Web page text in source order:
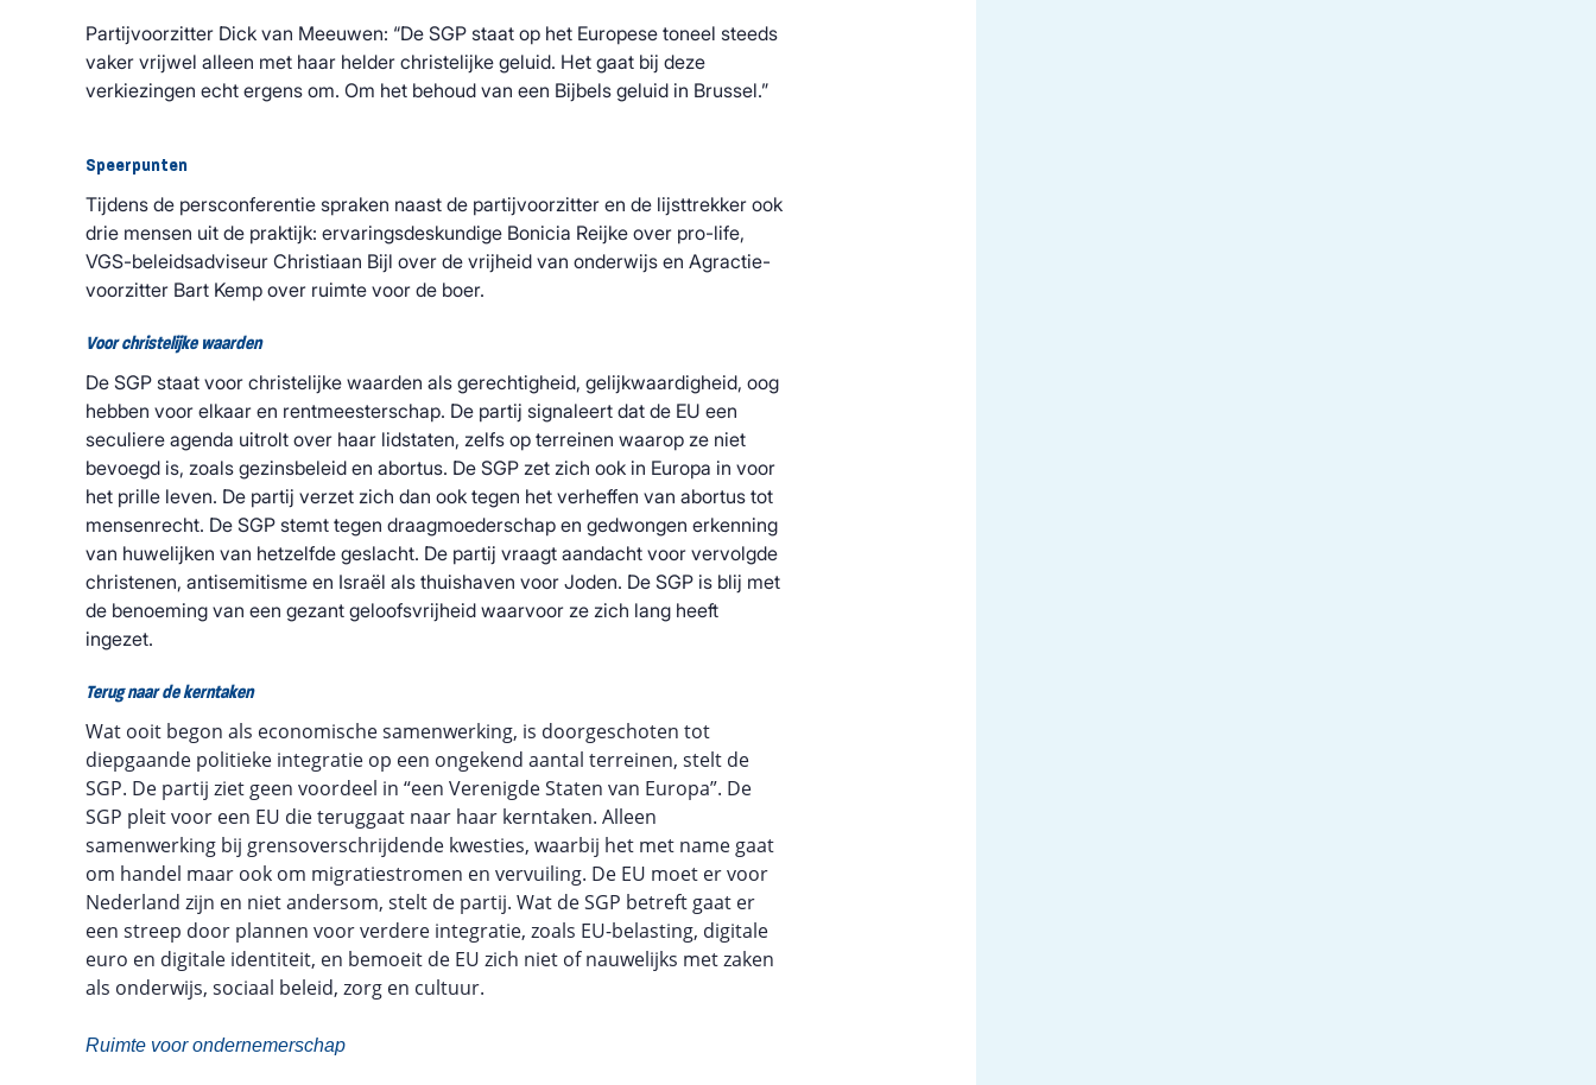
Partijvoorzitter Dick van Meeuwen: “De SGP staat op het Europese toneel steeds
vaker vrijwel alleen met haar helder christelijke geluid. Het gaat bij deze
verkiezingen echt ergens om. Om het behoud van een Bijbels geluid in Brussel.”
Speerpunten
Tijdens de persconferentie spraken naast de partijvoorzitter en de lijsttrekker ook
drie mensen uit de praktijk: ervaringsdeskundige Bonicia Reijke over pro-life,
VGS-beleidsadviseur Christiaan Bijl over de vrijheid van onderwijs en Agractie-
voorzitter Bart Kemp over ruimte voor de boer.
Voor christelijke waarden
De SGP staat voor christelijke waarden als gerechtigheid, gelijkwaardigheid, oog
hebben voor elkaar en rentmeesterschap. De partij signaleert dat de EU een
seculiere agenda uitrolt over haar lidstaten, zelfs op terreinen waarop ze niet
bevoegd is, zoals gezinsbeleid en abortus. De SGP zet zich ook in Europa in voor
het prille leven. De partij verzet zich dan ook tegen het verheffen van abortus tot
mensenrecht. De SGP stemt tegen draagmoederschap en gedwongen erkenning
van huwelijken van hetzelfde geslacht. De partij vraagt aandacht voor vervolgde
christenen, antisemitisme en Israël als thuishaven voor Joden. De SGP is blij met
de benoeming van een gezant geloofsvrijheid waarvoor ze zich lang heeft
ingezet.
Terug naar de kerntaken
Wat ooit begon als economische samenwerking, is doorgeschoten tot
diepgaande politieke integratie op een ongekend aantal terreinen, stelt de
SGP. De partij ziet geen voordeel in “een Verenigde Staten van Europa”. De
SGP pleit voor een EU die teruggaat naar haar kerntaken. Alleen
samenwerking bij grensoverschrijdende kwesties, waarbij het met name gaat
om handel maar ook om migratiestromen en vervuiling. De EU moet er voor
Nederland zijn en niet andersom, stelt de partij. Wat de SGP betreft gaat er
een streep door plannen voor verdere integratie, zoals EU-belasting, digitale
euro en digitale identiteit, en bemoeit de EU zich niet of nauwelijks met zaken
als onderwijs, sociaal beleid, zorg en cultuur.
Ruimte voor ondernemerschap